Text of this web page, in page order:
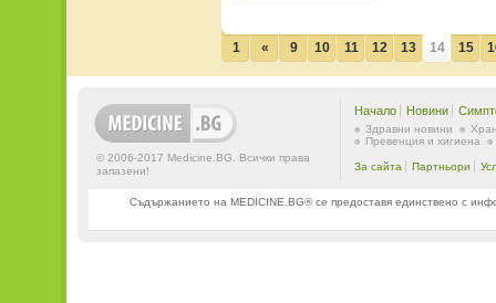
1 « 9 10 11 12 13 14 15
© 2006-2017 Medicine.BG. Всички права
запазени!
Начало Новини
Здравни новини
Превенция и хигиена
За сайта Партньори
Съдържанието на MEDICINE.BG® се предоставя единствено с